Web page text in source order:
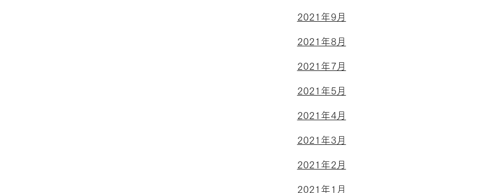
2021年9月
2021年8月
2021年7月
2021年5月
2021年4月
2021年3月
2021年2月
2021年1月